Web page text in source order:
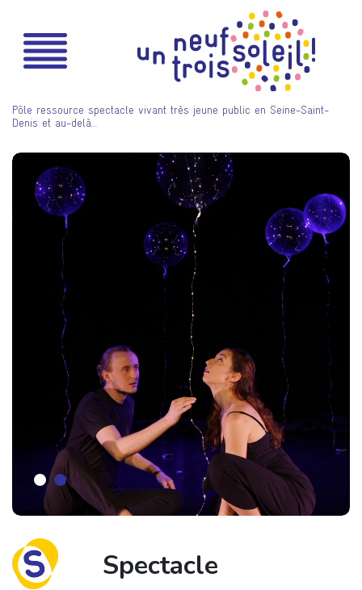
Pôle ressource spectacle vivant très jeune public en Seine-Saint-
Denis et au-delà…
Spectacle